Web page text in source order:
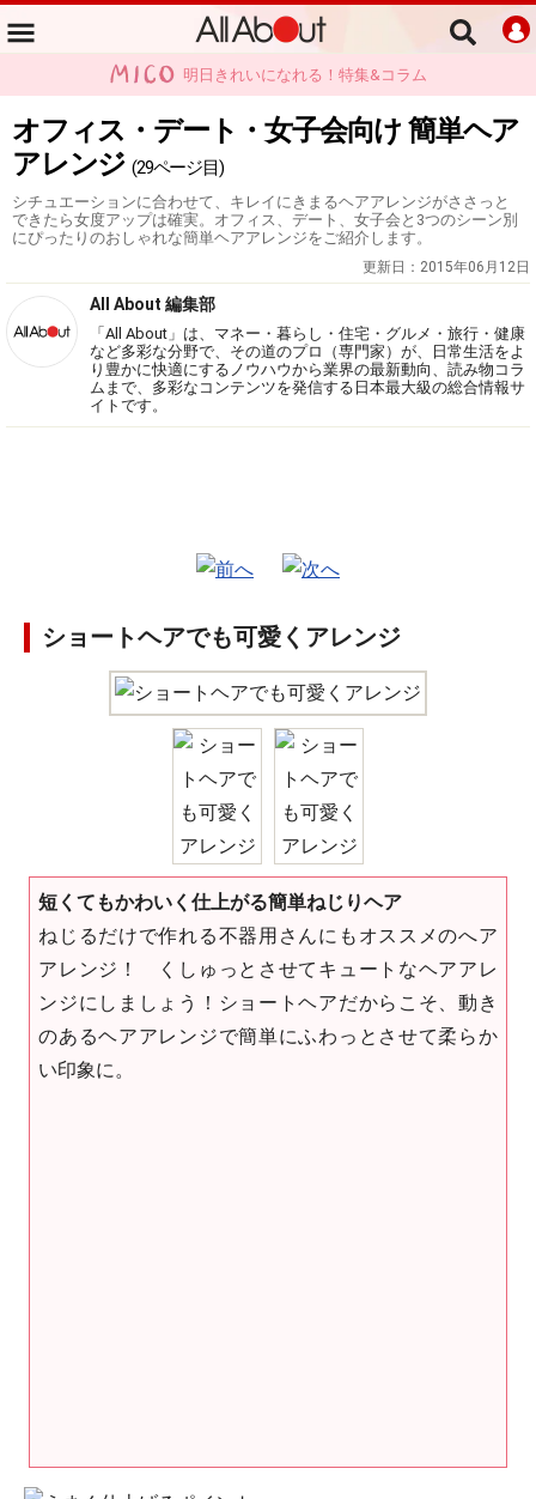
明日きれいになれる！特集&コラム
オフィス・デート・女子会向け 簡単ヘア
アレンジ (29ページ目)
シチュエーションに合わせて、キレイにきまるヘアアレンジがささっと
できたら女度アップは確実。オフィス、デート、女子会と3つのシーン別
にぴったりのおしゃれな簡単ヘアアレンジをご紹介します。
更新日： 2015年06月12日
All About 編集部
「All About」は、マネー・暮らし・住宅・グルメ・旅行・健康
など多彩な分野で、その道のプロ（専門家）が、日常生活をよ
り豊かに快適にするノウハウから業界の最新動向、読み物コラ
ムまで、多彩なコンテンツを発信する日本最大級の総合情報サ
イトです。
ショートヘアでも可愛くアレンジ
短くてもかわいく仕上がる簡単ねじりヘア
ねじるだけで作れる不器用さんにもオススメのへア
アレンジ！ くしゅっとさせてキュートなヘアアレ
ンジにしましょう！ショートヘアだからこそ、動き
のあるヘアアレンジで簡単にふわっとさせて柔らか
い印象に。